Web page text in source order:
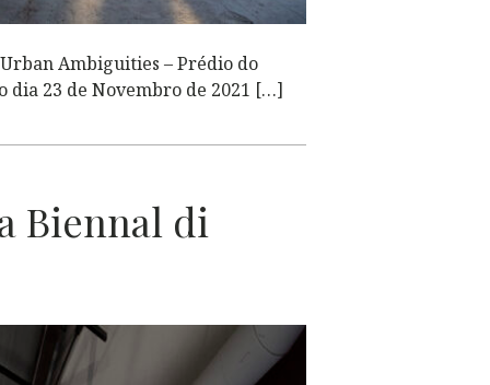
Ambiguities – Prédio do
dia 23 de Novembro de 2021 […]
Biennal di